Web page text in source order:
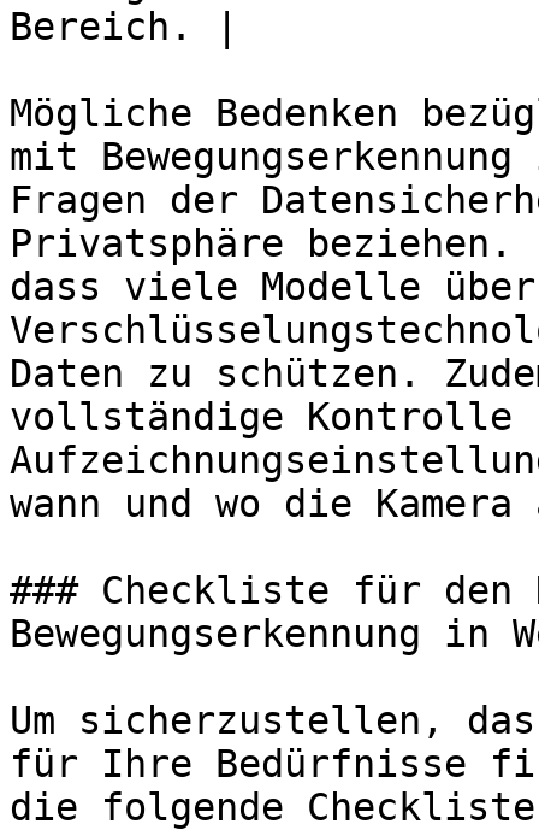
Bereich. |
Mögliche Bedenken
mit
Fragen der
Privatsphäre
dass viele Modelle
Daten zu schützen.
vollständige Kontrolle
wann und wo die
### Checkliste für den
Bewegungserkennung in
Um sicherzustellen,
für Ihre Bedürfnisse
die folgende